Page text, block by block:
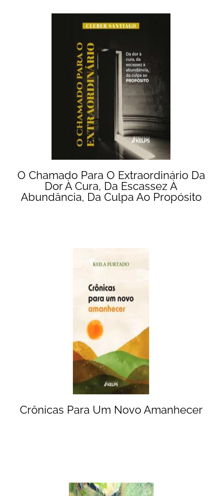
O Chamado Para O Extraordinário Da
Dor À Cura, Da Escassez À
Abundância, Da Culpa Ao Propósito
Crônicas Para Um Novo Amanhecer